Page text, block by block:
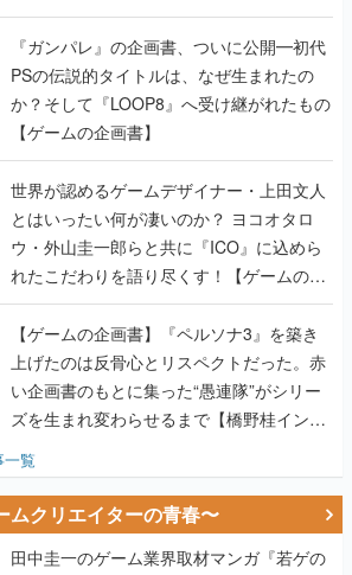
か？そして『LOOP8』へ受け継がれたもの
【ゲームの企画書】
世界が認めるゲームデザイナー・上田文人
とはいったい何が凄いのか？ ヨコオタロ
ウ・外山圭一郎らと共に『ICO』に込めら
れたこだわりを語り尽くす！【ゲームの企
画書】
【ゲームの企画書】『ペルソナ3』を築き
上げたのは反骨心とリスペクトだった。赤
い企画書のもとに集った“愚連隊”がシリー
ズを生まれ変わらせるまで【橋野桂インタ
ビュー】
覧
ムクリエイターの青春〜
田中圭一のゲーム業界取材マンガ『若ゲの
いたり』第2巻が発売。『ポケモン』田尻
智さん、『ゼビウス』遠藤雅伸さんらの貴
重なエピソードを収録